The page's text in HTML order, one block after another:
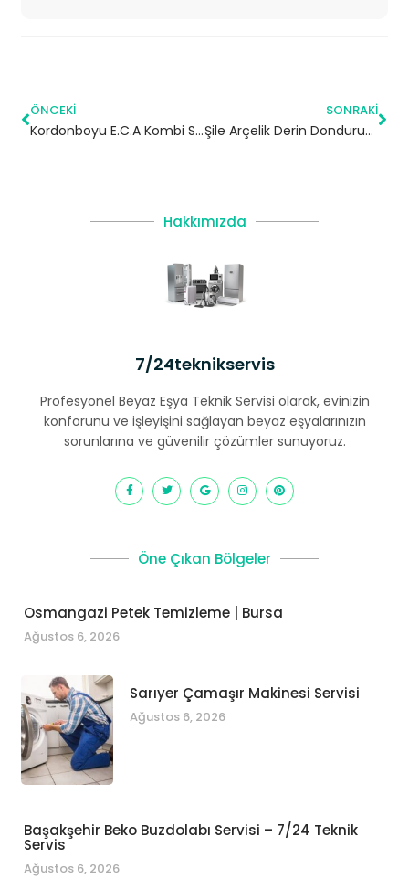
ÖNCEKI
Kordonboyu E.C.A Kombi Servisi – Kartal Yetkili Servis
SONRAKI
Şile Arçelik Derin Dondurucu Servisi
Hakkımızda
7/24teknikservis
Profesyonel Beyaz Eşya Teknik Servisi olarak, evinizin
konforunu ve işleyişini sağlayan beyaz eşyalarınızın
sorunlarına ve güvenilir çözümler sunuyoruz.
Öne Çıkan Bölgeler
Osmangazi Petek Temizleme | Bursa
Ağustos 6, 2026
Sarıyer Çamaşır Makinesi Servisi
Ağustos 6, 2026
Başakşehir Beko Buzdolabı Servisi – 7/24 Teknik
Servis
Ağustos 6, 2026